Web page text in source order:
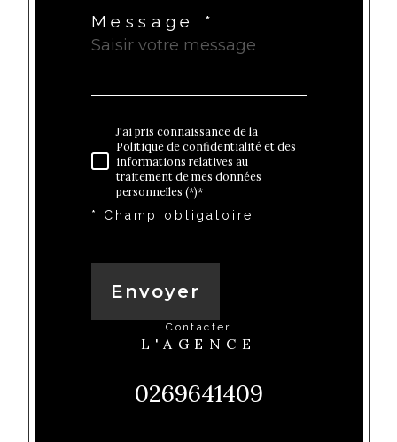
Message *
J'ai pris connaissance de la
Politique de confidentialité et des
informations relatives au
traitement de mes données
personnelles (*)*
* Champ obligatoire
Envoyer
contacter
L'AGENCE
0269641409